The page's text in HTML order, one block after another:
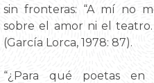
sin fronteras: “A mí no
sobre el amor ni el
(García Lorca, 1978: 87).
“¿Para qué poetas en